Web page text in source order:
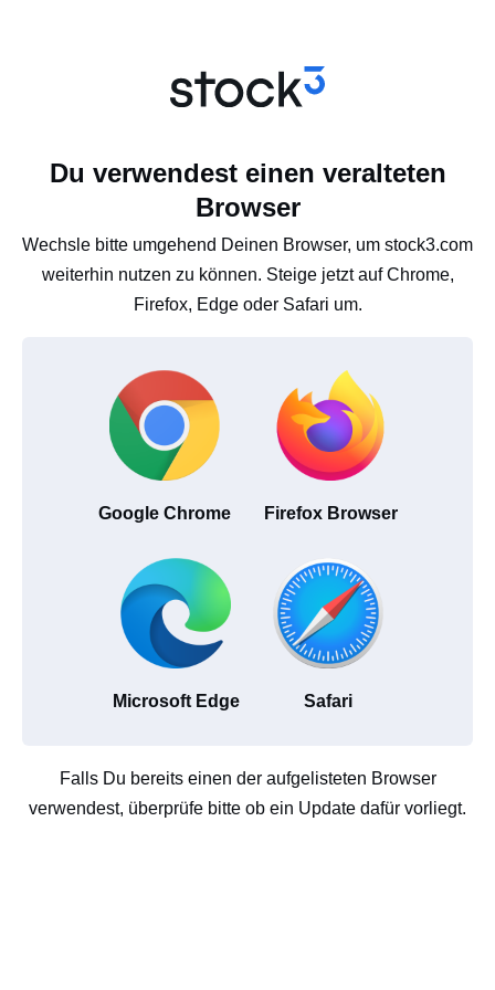
Du verwendest einen veralteten
Browser
Wechsle bitte umgehend Deinen Browser, um stock3.com
weiterhin nutzen zu können. Steige jetzt auf Chrome,
Firefox, Edge oder Safari um.
Google Chrome Firefox Browser
Microsoft Edge Safari
Falls Du bereits einen der aufgelisteten Browser
verwendest, überprüfe bitte ob ein Update dafür vorliegt.